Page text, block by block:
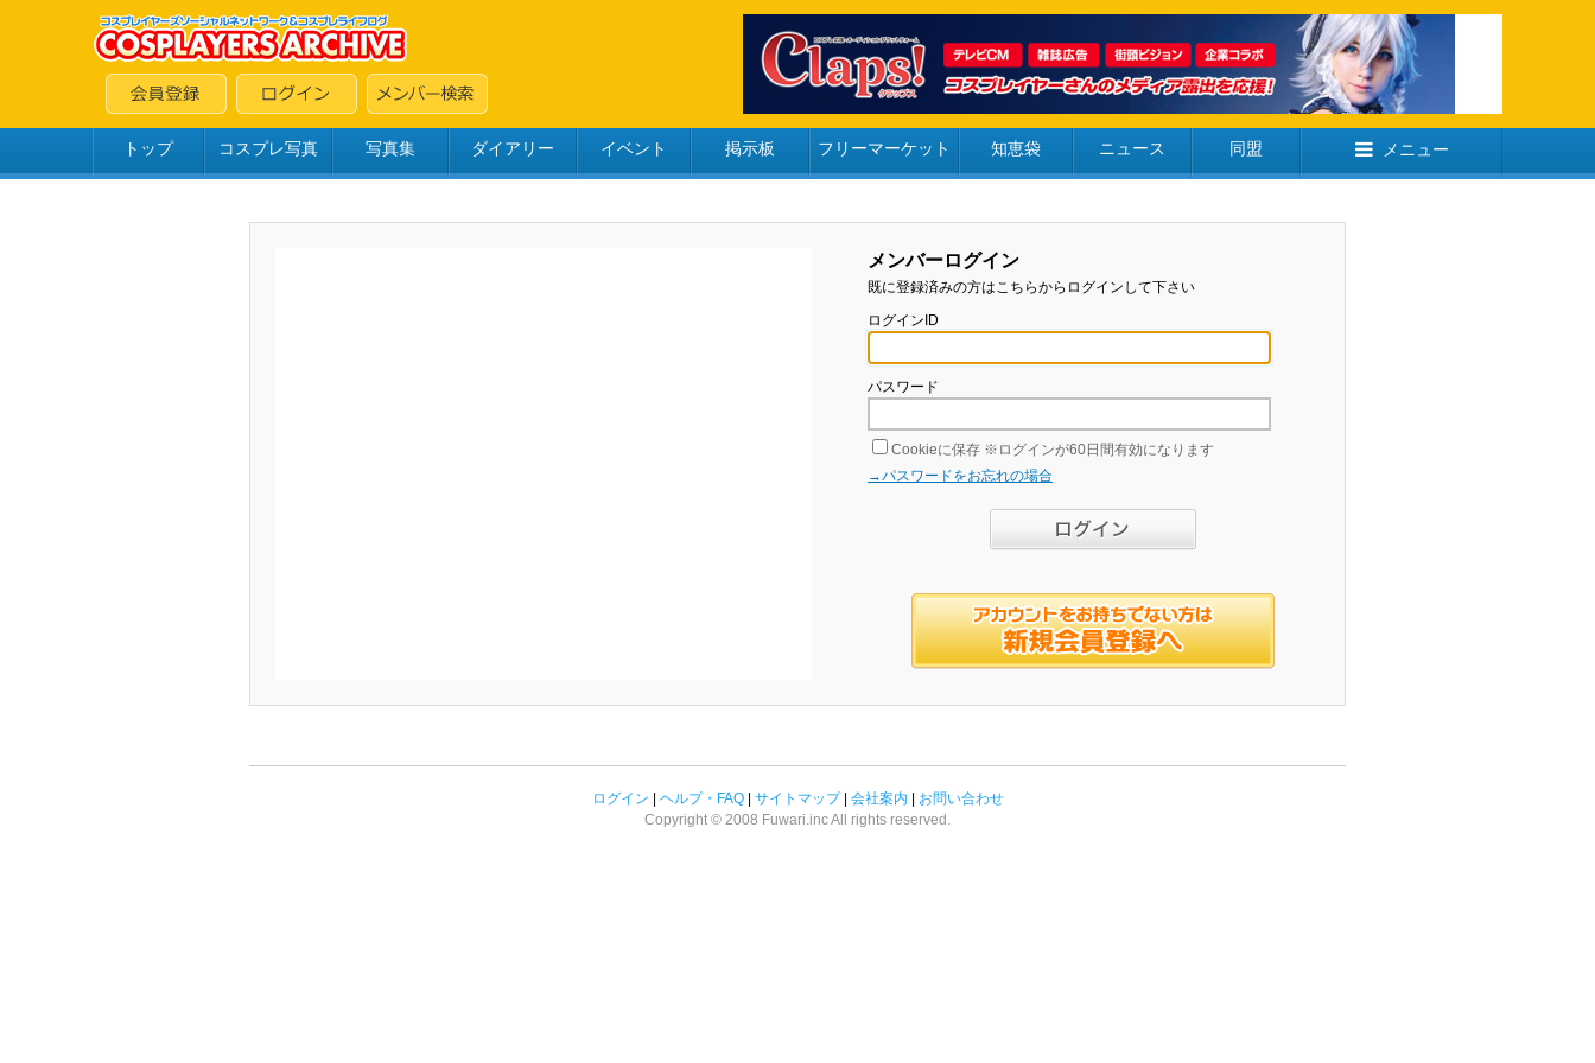
トップ コスプレ写真 写真集 ダイアリー イベント 掲示板 フリーマーケット 知恵袋 ニュース 同盟 メニュー
メンバーログイン
既に登録済みの方はこちらからログインして下さい
ログインID
パスワード
Cookieに保存 ※ログインが60日間有効になります
→パスワードをお忘れの場合
ログイン ヘルプ・FAQ| サイトマップ| 会社案内
お問い合わせ
Copyright © 2008 Fuwari.inc All rights reserved.